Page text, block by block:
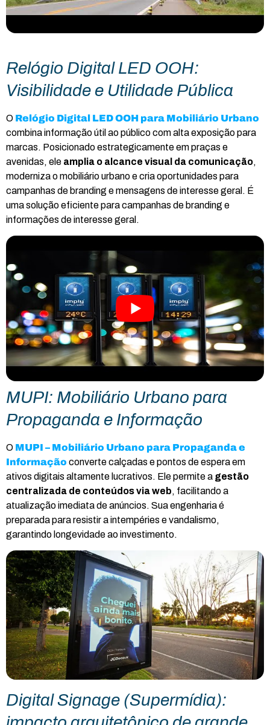
Relógio Digital LED OOH:
Visibilidade e Utilidade Pública
O Relógio Digital LED OOH para Mobiliário Urbano
combina informação útil ao público com alta exposição para
marcas. Posicionado estrategicamente em praças e
avenidas, ele amplia o alcance visual da comunicação,
moderniza o mobiliário urbano e cria oportunidades para
campanhas de branding e mensagens de interesse geral. É
uma solução eficiente para campanhas de branding e
informações de interesse geral.
MUPI: Mobiliário Urbano para
Propaganda e Informação
O MUPI – Mobiliário Urbano para Propaganda e
Informação converte calçadas e pontos de espera em
ativos digitais altamente lucrativos. Ele permite a gestão
centralizada de conteúdos via web, facilitando a
atualização imediata de anúncios. Sua engenharia é
preparada para resistir a intempéries e vandalismo,
garantindo longevidade ao investimento.
Digital Signage (Supermídia):